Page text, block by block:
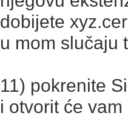
dobijete xyz.cer
u mom slučaju
11) pokrenite
i otvorit će